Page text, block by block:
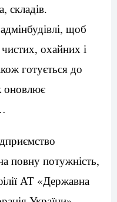
складів.
щоб
охайних і
готується до
оновлює
повну потужність,
АТ «Державна